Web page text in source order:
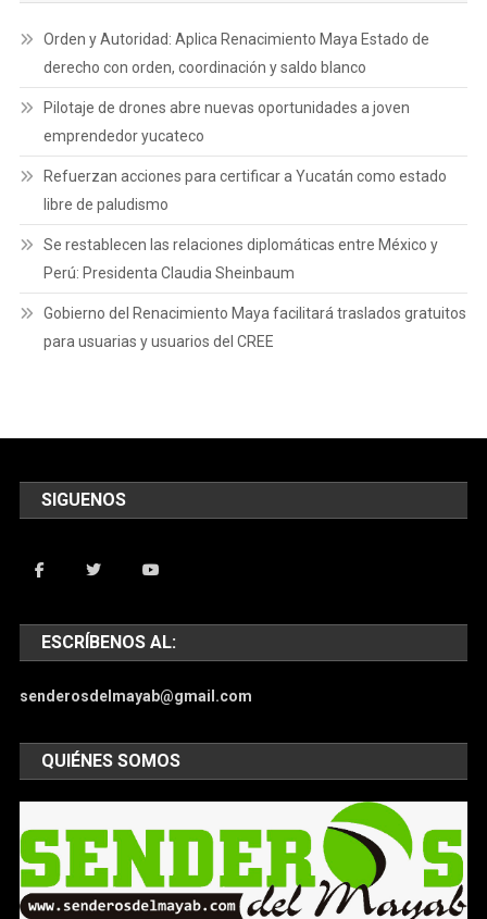
Orden y Autoridad: Aplica Renacimiento Maya Estado de
derecho con orden, coordinación y saldo blanco
Pilotaje de drones abre nuevas oportunidades a joven
emprendedor yucateco
Refuerzan acciones para certificar a Yucatán como estado
libre de paludismo
Se restablecen las relaciones diplomáticas entre México y
Perú: Presidenta Claudia Sheinbaum
Gobierno del Renacimiento Maya facilitará traslados gratuitos
para usuarias y usuarios del CREE
SIGUENOS
ESCRÍBENOS AL:
senderosdelmayab@gmail.com
QUIÉNES SOMOS